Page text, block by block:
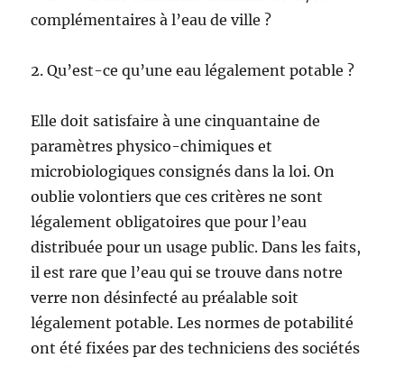
complémentaires à l’eau de ville ?
2. Qu’est-ce qu’une eau légalement potable ?
Elle doit satisfaire à une cinquantaine de
paramètres physico-chimiques et
microbiologiques consignés dans la loi. On
oublie volontiers que ces critères ne sont
légalement obligatoires que pour l’eau
distribuée pour un usage public. Dans les faits,
il est rare que l’eau qui se trouve dans notre
verre non désinfecté au préalable soit
légalement potable. Les normes de potabilité
ont été fixées par des techniciens des sociétés